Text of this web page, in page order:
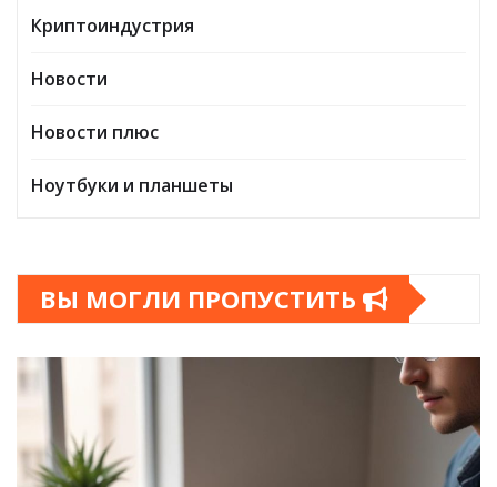
Криптоиндустрия
Новости
Новости плюс
Ноутбуки и планшеты
ВЫ МОГЛИ ПРОПУСТИТЬ